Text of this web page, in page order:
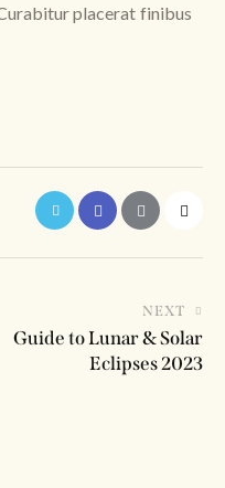
placerat finibus
NEXT
Guide to Lunar & Solar
Eclipses 2023